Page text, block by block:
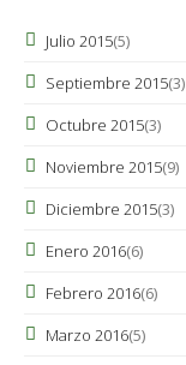
Julio 2015(5)
Septiembre 2015(3)
Octubre 2015(3)
Noviembre 2015(9)
Diciembre 2015(3)
Enero 2016(6)
Febrero 2016(6)
Marzo 2016(5)